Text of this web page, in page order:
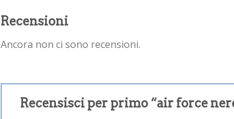
Recensioni
Ancora non ci sono recensioni.
Recensisci per primo “air force